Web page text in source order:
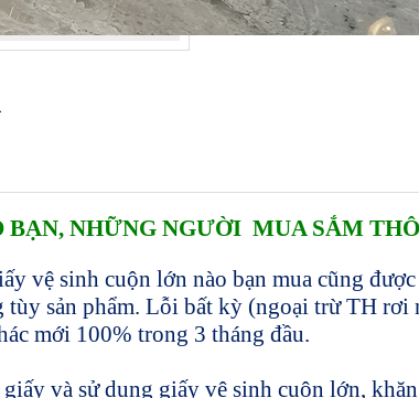
BẠN, NHỮNG NGƯỜI MUA SẮM
vệ sinh cuộn lớn nào bạn mua cũng được
sản phẩm. Lỗi bất kỳ (ngoại trừ TH rơi
mới 100% trong 3 tháng đầu.
và sử dụng giấy vệ sinh cuộn lớn,